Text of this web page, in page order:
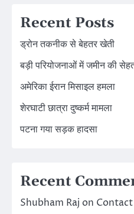
Recent Posts
ड्रोन तकनीक से बेहतर खेती
बड़ी परियोजनाओं में जमीन की
अमेरिका ईरान मिसाइल हमला
शेरघाटी छात्रा दुष्कर्म मामला
पटना गया सड़क हादसा
Recent
Shubham Raj on